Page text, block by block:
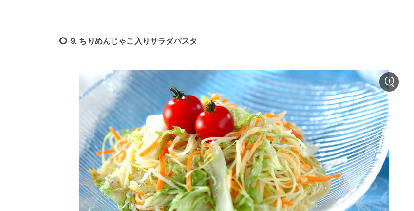
9. ちりめんじゃこ入りサラダパスタ